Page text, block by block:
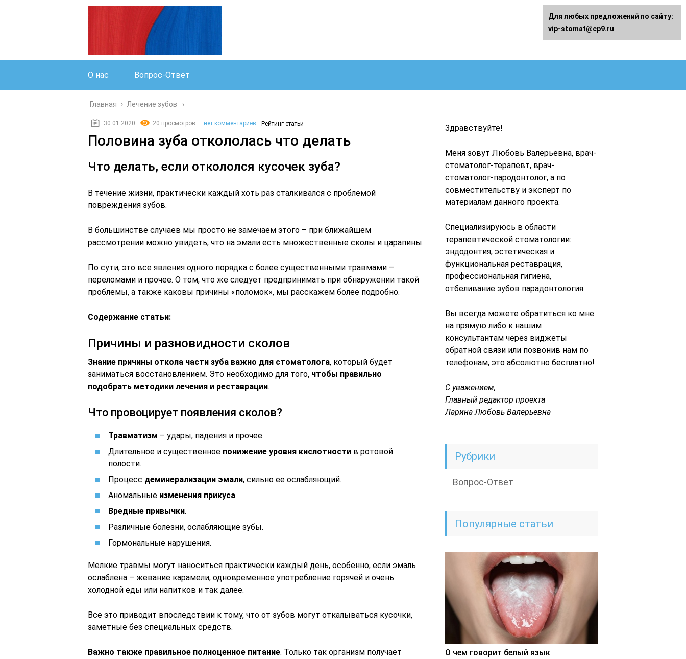
О нас Вопрос-Ответ
Главная › Лечение зубов
30.01.2020 20 просмотров нет комментариев Рейтинг статьи
Половина зуба откололась что делать
Что делать, если откололся кусочек зуба?
В течение жизни, практически каждый хоть раз сталкивался с проблемой
повреждения зубов.
В большинстве случаев мы просто не замечаем этого – при ближайшем
рассмотрении можно увидеть, что на эмали есть множественные сколы и царапины.
По сути, это все явления одного порядка с более существенными травмами –
переломами и прочее. О том, что же следует предпринимать при обнаружении такой
проблемы, а также каковы причины «поломок», мы расскажем более подробно.
Содержание статьи:
Причины и разновидности сколов
Знание причины откола части зуба важно для стоматолога, который будет
заниматься восстановлением. Это необходимо для того, чтобы правильно
подобрать методики лечения и реставрации.
Что провоцирует появления сколов?
Травматизм – удары, падения и прочее.
Длительное и существенное понижение уровня кислотности в ротовой
полости.
Процесс деминерализации эмали, сильно ее ослабляющий.
Аномальные изменения прикуса.
Вредные привычки.
Различные болезни, ослабляющие зубы.
Гормональные нарушения.
Мелкие травмы могут наноситься практически каждый день, особенно, если эмаль
ослаблена – жевание карамели, одновременное употребление горячей и очень
холодной еды или напитков и так далее.
Все это приводит впоследствии к тому, что от зубов могут откалываться кусочки,
заметные без специальных средств.
Важно также правильное полноценное питание. Только так организм получает
Здравствуйте!
Меня зовут Любовь Валерьевна, врач-
стоматолог-терапевт, врач-
стоматолог-пародонтолог, а по
совместительству и эксперт по
материалам данного проекта.
Специализируюсь в области
терапевтической стоматологии:
эндодонтия, эстетическая и
функциональная реставрация,
профессиональная гигиена,
отбеливание зубов парадонтология.
Вы всегда можете обратиться ко мне
на прямую либо к нашим
консультантам через виджеты
обратной связи или позвонив нам по
телефонам, это абсолютно бесплатно!
С уважением,
Главный редактор проекта
Ларина Любовь Валерьевна
Рубрики
Вопрос-Ответ
Популярные статьи
О чем говорит белый язык
Для любых предложений по сайту:
vip-stomat@cp9.ru